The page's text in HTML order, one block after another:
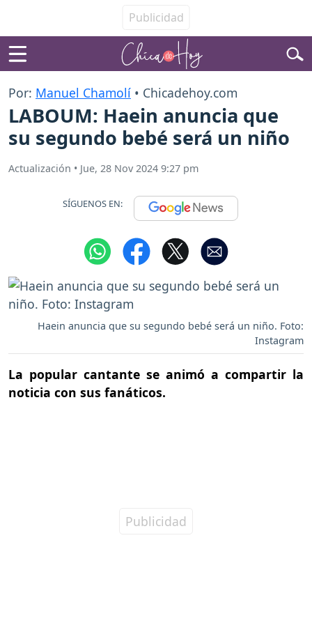
Por: Manuel Chamolí • Chicadehoy.com
LABOUM: Haein anuncia que
su segundo bebé será un niño
Actualización • Jue, 28 Nov 2024 9:27 pm
SÍGUENOS EN:
Haein anuncia que su segundo bebé será un niño. Foto:
Instagram
La popular cantante se animó a compartir la
noticia con sus fanáticos.